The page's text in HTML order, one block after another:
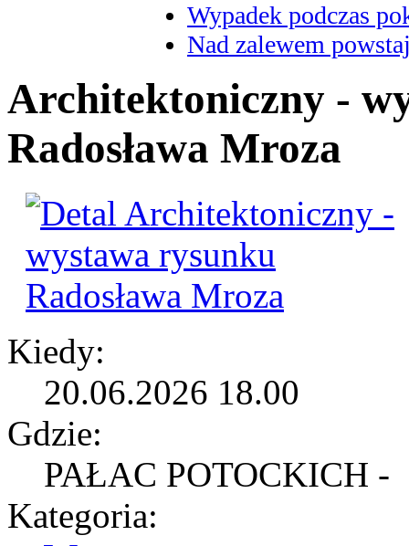
Wypadek podczas
Nad zalewem
Architektoniczny -
Radosława Mroza
Kiedy:
20.06.2026 18.00
Gdzie:
PAŁAC POTOCKICH -
Kategoria: